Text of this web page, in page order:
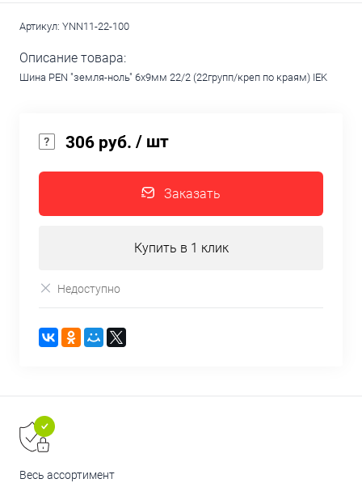
Артикул: YNN11-22-100
Описание товара:
Шина PEN "земля-ноль" 6х9мм 22/2 (22групп/креп по краям) IEK
306 руб. / шт
Заказать
Купить в 1 клик
Недоступно
Весь ассортимент